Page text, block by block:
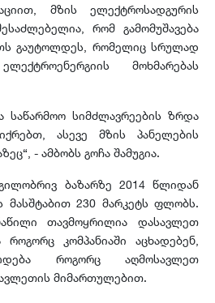
მზის ელექტროსადგურის
რომ გამომუშავება
გაუტოლდეს, რომელიც სრულად
მოხმარებას
საწარმოო სიმძლავრეების ზრდა
ასევე მზის პანელების
- ამბობს გოჩა შამუგია.
ბაზარზე 2014 წლიდან
მასშტაბით 230 მარკეტს ფლობს.
თავმოყრილია დასავლეთ
კომპანიაში აცხადებენ,
როგორც აღმოსავლეთ
მიმართულებით.